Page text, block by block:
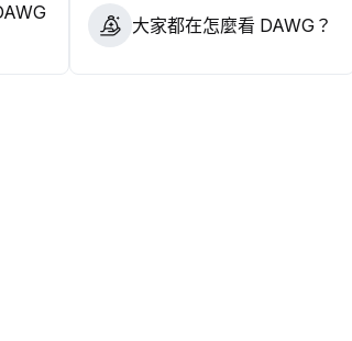
大家都在怎麼看 DAWG？